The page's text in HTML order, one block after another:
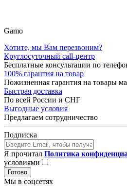
Gamo
Хотите, мы Вам перезвоним?
Круглосуточный call-центр
Бесплатные консультации по
100% гарантия на товар
Пожизненная гарантия на товары
Быстрая доставка
По всей России и СНГ
Выгодные условия
Предлагаем сотрудничество
Подписка
Я прочитал Политика
условиями
Готово
Мы в соцсетях